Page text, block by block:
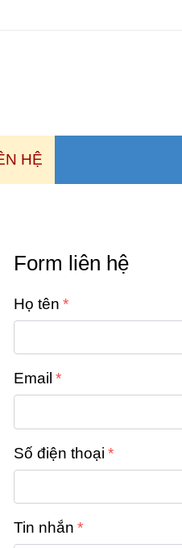
HỆ
Form liên hệ
Họ tên
Email
Số điện thoại
Tin nhắn